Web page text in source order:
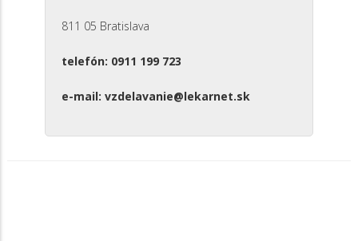
811 05 Bratislava
telefón: 0911 199 723
e-mail: vzdelavanie@lekarnet.sk